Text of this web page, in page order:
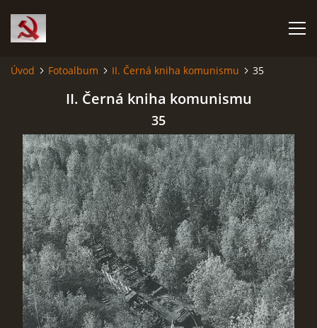
ČERNÁ KNIHA KOMUNISMU I.
ČERNÁ KNIHA KOMUNISMU II.
RUDÝ HLADOMOR: STALINOVA VÁLKA NA UKRAJINĚ
KATYŇSKÝ MASAKR
OSTATNÍ ZLOČINY KOMUNISMU
Úvod Fotoalbum II. Černá kniha komunismu 35
II. Černá kniha komunismu
35